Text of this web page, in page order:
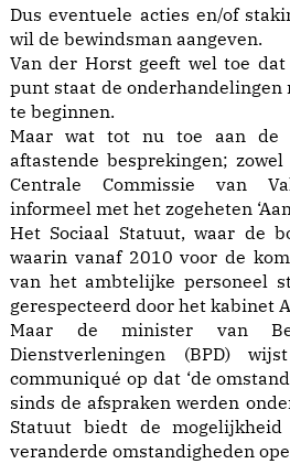
Dus eventuele acties en/of
wil de bewindsman aangeven.
Van der Horst geeft wel toe
punt staat de onderhandelingen
te beginnen.
Maar wat tot nu toe aan de
aftastende besprekingen;
Centrale Commissie van
informeel met het zogeheten
Het Sociaal Statuut, waar de
waarin vanaf 2010 voor de
van het ambtelijke personeel
gerespecteerd door het kabinet
Maar de minister van
Dienstverleningen (BPD)
communiqué op dat ‘de
sinds de afspraken werden
Statuut biedt de
veranderde omstandigheden